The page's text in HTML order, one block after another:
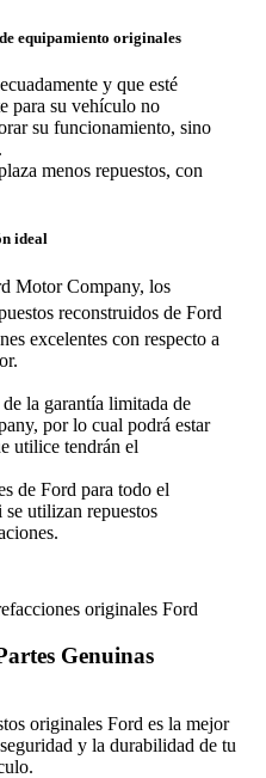
equipamiento originales
y que esté
para su vehículo no
su funcionamiento, sino
menos repuestos, con
ideal
Motor Company, los
reconstruidos de Ford
excelentes con respecto a
la garantía limitada de
por lo cual podrá estar
utilice tendrán el
de Ford para todo el
utilizan repuestos
Genuinas
originales Ford es la mejor
y la durabilidad de tu